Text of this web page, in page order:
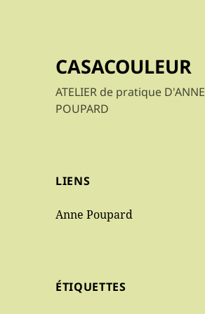
CASACOULEUR
ATELIER de pratique D'ANNE
POUPARD
LIENS
Anne Poupard
ÉTIQUETTES